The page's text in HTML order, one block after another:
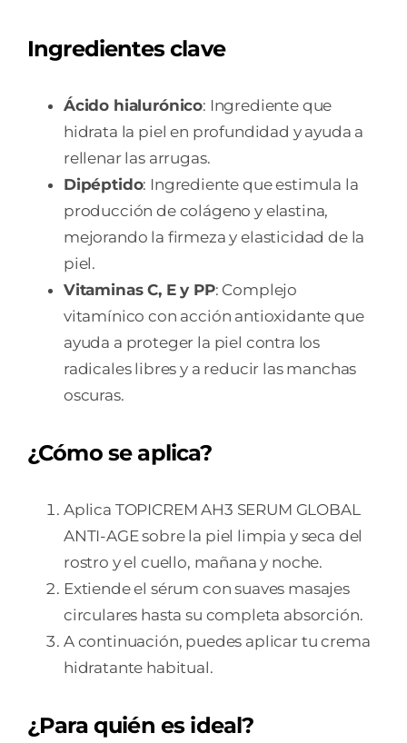
Ingredientes clave
Ácido hialurónico: Ingrediente que
hidrata la piel en profundidad y ayuda a
rellenar las arrugas.
Dipéptido: Ingrediente que estimula la
producción de colágeno y elastina,
mejorando la firmeza y elasticidad de la
piel.
Vitaminas C, E y PP: Complejo
vitamínico con acción antioxidante que
ayuda a proteger la piel contra los
radicales libres y a reducir las manchas
oscuras.
¿Cómo se aplica?
Aplica TOPICREM AH3 SERUM GLOBAL
ANTI-AGE sobre la piel limpia y seca del
rostro y el cuello, mañana y noche.
Extiende el sérum con suaves masajes
circulares hasta su completa absorción.
A continuación, puedes aplicar tu crema
hidratante habitual.
¿Para quién es ideal?